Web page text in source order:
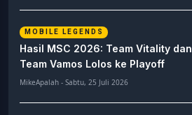
MOBILE LEGENDS
Hasil MSC 2026: Team Vitality dan
Team Vamos Lolos ke Playoff
MikeApalah - Sabtu, 25 Juli 2026